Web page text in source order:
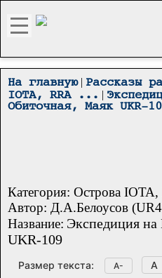
На главную| Рассказы
IOTA, RRA ... |
Обиточная, Маяк UKR-
Категория: Острова
Автор: Д.А.Белоусов
Название: Экспедиция
UKR-109
Размер текста: A- A